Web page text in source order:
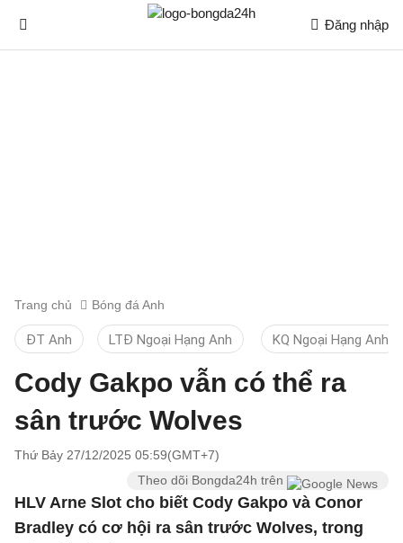
Đăng nhập
Trang chủ Bóng đá Anh
ĐT Anh LTĐ Ngoại Hạng Anh KQ Ngoại Hạng Anh
Cody Gakpo vẫn có thể ra
sân trước Wolves
Thứ Bảy 27/12/2025 05:59(GMT+7)
Theo dõi Bongda24h trên
HLV Arne Slot cho biết Cody Gakpo và Conor
Bradley có cơ hội ra sân trước Wolves, trong